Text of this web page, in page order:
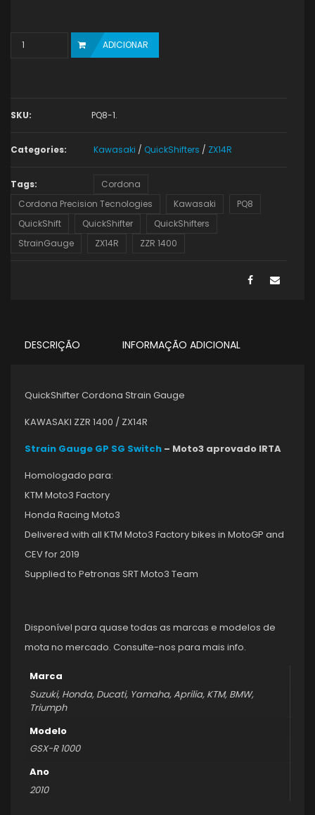
Quantity ADICIONAR
SKU: PQ8-1.
Categories: Kawasaki / QuickShifters / ZX14R
Tags:
Cordona
Cordona Precision Tecnologies
Kawasaki
PQ8
QuickShift
QuickShifter
QuickShifters
StrainGauge
ZX14R ZZR 1400
DESCRIÇÃO INFORMAÇÃO ADICIONAL
QuickShifter Cordona Strain Gauge
KAWASAKI ZZR 1400 / ZX14R
Strain Gauge GP SG Switch – Moto3 aprovado IRTA
Homologado para:
KTM Moto3 Factory
Honda Racing Moto3
Delivered with all KTM Moto3 Factory bikes in MotoGP and
CEV for 2019
Supplied to Petronas SRT Moto3 Team
Disponível para quase todas as marcas e modelos de
mota no mercado. Consulte-nos para mais info.
Marca
Suzuki, Honda, Ducati, Yamaha, Aprilia, KTM, BMW,
Triumph
Modelo
GSX-R 1000
Ano
2010